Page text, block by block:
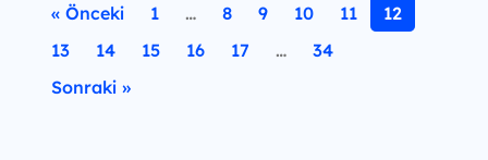
« Önceki 1 … 8 9 10 11
12
13
14 15 16 17 …
34
Sonraki »